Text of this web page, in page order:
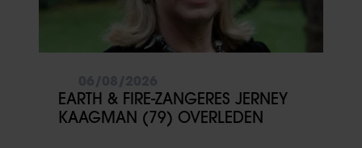
EARTH & FIRE-ZANGERES JERNEY
KAAGMAN (79) OVERLEDEN